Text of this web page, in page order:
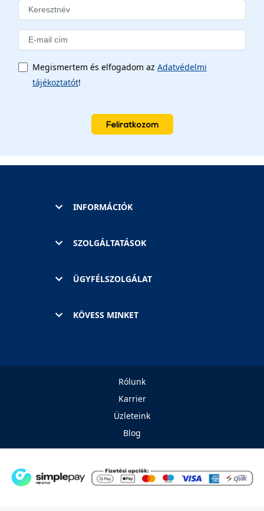
Megismertem és elfogadom az Adatvédelmi
tájékoztatót!
Feliratkozom
INFORMÁCIÓK
SZOLGÁLTATÁSOK
ÜGYFÉLSZOLGÁLAT
KÖVESS MINKET
Rólunk
Karrier
Üzleteink
Blog